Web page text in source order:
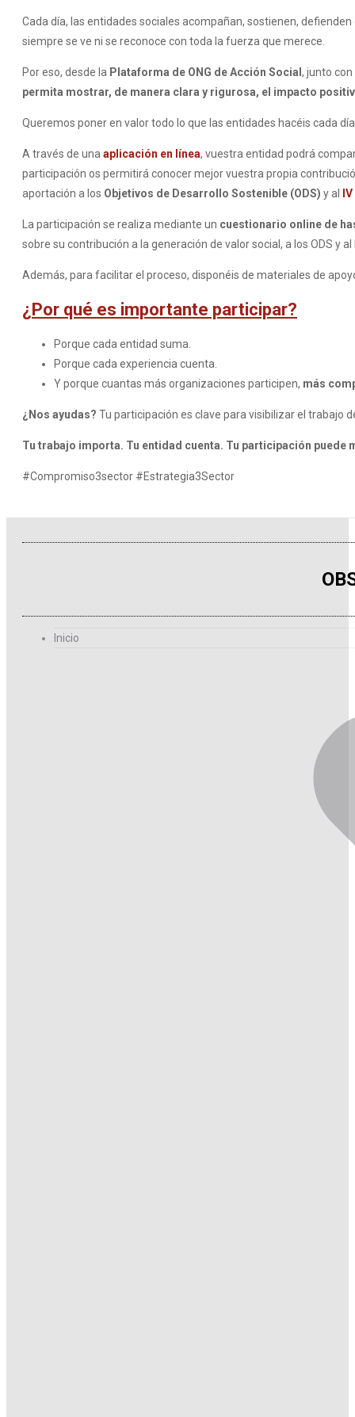
Cada día, las entidades sociales acompañan, sostienen,
siempre se ve ni se reconoce con toda la fuerza que merece.
Por eso, desde la Plataforma de ONG de Acción Social , junto
permita mostrar, de manera clara y rigurosa, el impacto
Queremos poner en valor todo lo que las entidades hacéis cada
A través de una aplicación en línea, vuestra entidad podrá
participación os permitirá conocer mejor vuestra propia
aportación a los Objetivos de Desarrollo Sostenible (ODS) y al
La participación se realiza mediante un cuestionario online de
sobre su contribución a la generación de valor social, a los ODS y al
Además, para facilitar el proceso, disponéis de materiales de
¿Por qué es importante participar?
Porque cada entidad suma.
Porque cada experiencia cuenta.
Y porque cuantas más organizaciones participen, más
¿Nos ayudas? Tu participación es clave para visibilizar el trabajo
Tu trabajo importa. Tu entidad cuenta. Tu participación puede
#Compromiso3sector #Estrategia3Sector
Inicio